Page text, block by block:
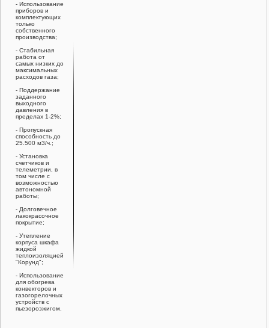
- Использование
приборов и
комплектующих
только
собственного
производства;
- Стабильная
работа от
самых низких до
максимальных
расходов газа;
- Поддержание
заданного
выходного
давления в
пределах 1-2%;
- Пропускная
способность до
25.500 м3/ч.;
- Установка
счетчиков и
телеметрии, в
том числе с
возможностью
автономной
работы;
- Долговечное
лакокрасочное
покрытие;
- Утепление
корпуса шкафа
жидкой
теплоизоляцией
"Корунд";
- Использование
для обогрева
конвекторов и
газогорелочных
устройств с
пьезорозжигом.